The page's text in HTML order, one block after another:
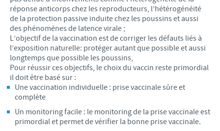
réponse anticorps chez les reproducteurs, l’hétérogénéité
de la protection passive induite chez les poussins et aussi
des phénomènes de latence virale ;
L’objectif de la vaccination est de corriger les défauts liés à
l’exposition naturelle: protéger autant que possible et aussi
longtemps que possible les poussins,
Pour réussir ces objectifs, le choix du vaccin reste primordial
il doit être basé sur :
Une vaccination individuelle : prise vaccinale sûre et
complète
Un monitoring facile : le monitoring de la prise vaccinale est
primordial et permet de vérifier la bonne prise vaccinale.